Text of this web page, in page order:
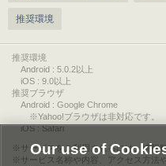
推奨環境
推奨環境
Android : 5.0.2以上
iOS : 9.0以上
推奨ブラウザ
Android : Google Chrome
※Yahoo!ブラウザは非対応です。
iOS : Safari
サービスをご利用されるには、情報
サービス名称や内容、アクセス方法
Our use of